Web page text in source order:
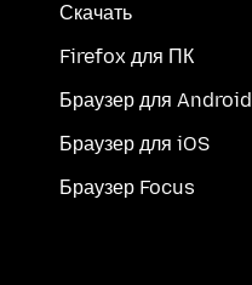
Скачать
Firefox для ПК
Браузер для Android
Браузер для iOS
Браузер Focus